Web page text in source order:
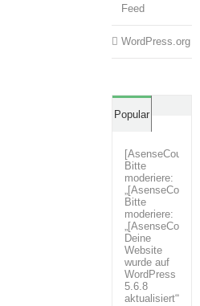
Feed
WordPress.org
Popular
Bitte
moderiere:
Bitte
moderiere:
Deine
Website
wurde auf
WordPress
5.6.8
aktualisiert““